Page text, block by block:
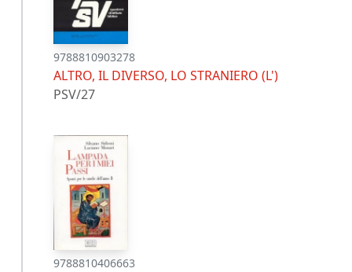
9788810903278
ALTRO, IL DIVERSO, LO STRANIERO (L')
PSV/27
9788810406663